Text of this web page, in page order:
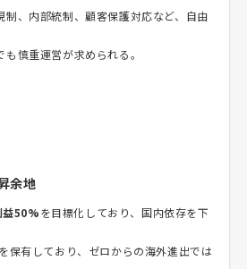
制、内部統制、顧客保護対応など、自由
慎重運営が求められる。
余地
益50%を目標化しており、国内依存を下
保有しており、ゼロからの海外進出では